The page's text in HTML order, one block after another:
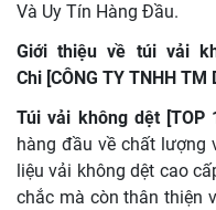
Và Uy Tín Hàng Đầu.
Giới thiệu về túi vải
Chi [CÔNG TY TNHH TM
Túi vải không dệt [TOP
hàng đầu về chất lượng
liệu vải không dệt cao
chắc mà còn thân thiện